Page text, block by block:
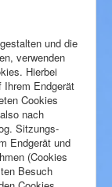
und die
verwenden
Hierbei
Ihrem Endgerät
Cookies
nach
Sitzungs-
Endgerät und
(Cookies
Besuch